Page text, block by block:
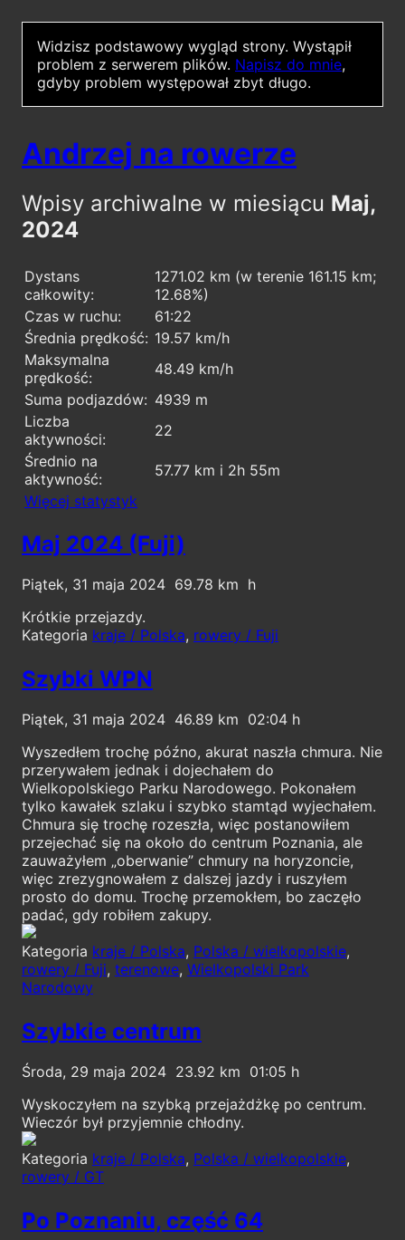
Widzisz podstawowy wygląd strony. Wystąpił
problem z serwerem plików. Napisz do mnie,
gdyby problem występował zbyt długo.
Andrzej na rowerze
Wpisy archiwalne w miesiącu Maj,
2024
Dystans
całkowity:
1271.02 km (w terenie 161.15 km;
12.68%)
Czas w ruchu:
61:22
Średnia prędkość: 19.57 km/h
Maksymalna
prędkość:
48.49 km/h
Suma podjazdów: 4939 m
Liczba
aktywności:
22
Średnio na
aktywność:
57.77 km i 2h 55m
Więcej statystyk
Maj 2024 (Fuji)
Piątek, 31 maja 2024 69.78
Krótkie przejazdy.
Kategoria kraje / Polska, rowery / Fuji
Szybki WPN
Piątek, 31 maja 2024 46.89
02:04
Wyszedłem trochę późno, akurat naszła chmura. Nie
przerywałem jednak i dojechałem do
Wielkopolskiego Parku Narodowego. Pokonałem
tylko kawałek szlaku i szybko stamtąd wyjechałem.
Chmura się trochę rozeszła, więc postanowiłem
przejechać się na około do centrum Poznania, ale
zauważyłem „oberwanie” chmury na horyzoncie,
więc zrezygnowałem z dalszej jazdy i ruszyłem
prosto do domu. Trochę przemokłem, bo zaczęło
padać, gdy robiłem zakupy.
Kategoria kraje / Polska, Polska / wielkopolskie,
rowery / Fuji, terenowe, Wielkopolski Park
Narodowy
Szybkie centrum
Środa, 29 maja 2024 23.92
01:05
Wyskoczyłem na szybką przejażdżkę po centrum.
Wieczór był przyjemnie chłodny.
Kategoria kraje / Polska, Polska / wielkopolskie,
rowery / GT
Po Poznaniu, część 64